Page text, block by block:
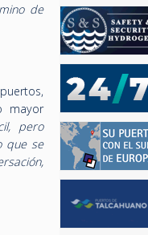
de
mayor
pero
que se